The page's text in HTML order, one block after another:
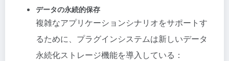
データの永続的保存
複雑なアプリケーションシナリオをサポートす
るために、プラグインシステムは新しいデータ
永続化ストレージ機能を導入している：